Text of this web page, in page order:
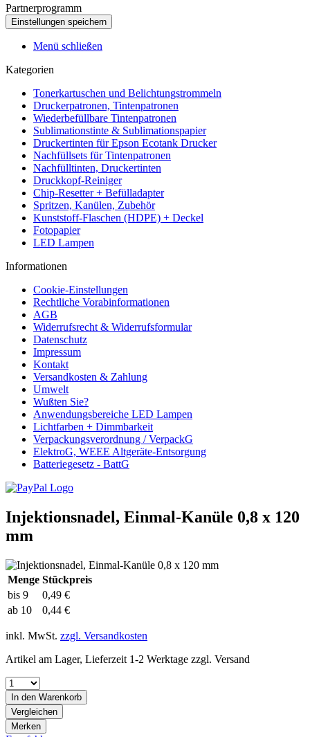
Partnerprogramm
Menü schließen
Kategorien
Tonerkartuschen und Belichtungstrommeln
Druckerpatronen, Tintenpatronen
Wiederbefüllbare Tintenpatronen
Sublimationstinte & Sublimationspapier
Druckertinten für Epson Ecotank Drucker
Nachfüllsets für Tintenpatronen
Nachfülltinten, Druckertinten
Druckkopf-Reiniger
Chip-Resetter + Befülladapter
Spritzen, Kanülen, Zubehör
Kunststoff-Flaschen (HDPE) + Deckel
Fotopapier
LED Lampen
Informationen
Cookie-Einstellungen
Rechtliche Vorabinformationen
AGB
Widerrufsrecht & Widerrufsformular
Datenschutz
Impressum
Kontakt
Versandkosten & Zahlung
Umwelt
Wußten Sie?
Anwendungsbereiche LED Lampen
Lichtfarben + Dimmbarkeit
Verpackungsverordnung / VerpackG
ElektroG, WEEE Altgeräte-Entsorgung
Batteriegesetz - BattG
Injektionsnadel, Einmal-Kanüle 0,8 x 120
mm
Menge Stückpreis
bis 9
0,49 €
ab 10 0,44 €
inkl. MwSt. zzgl. Versandkosten
Artikel am Lager, Lieferzeit 1-2 Werktage zzgl. Versand
In den Warenkorb
Vergleichen
Merken